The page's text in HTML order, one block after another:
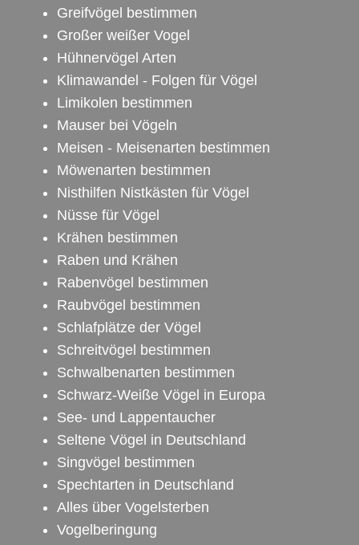
Greifvögel bestimmen
Großer weißer Vogel
Hühnervögel Arten
Klimawandel - Folgen für Vögel
Limikolen bestimmen
Mauser bei Vögeln
Meisen - Meisenarten bestimmen
Möwenarten bestimmen
Nisthilfen Nistkästen für Vögel
Nüsse für Vögel
Krähen bestimmen
Raben und Krähen
Rabenvögel bestimmen
Raubvögel bestimmen
Schlafplätze der Vögel
Schreitvögel bestimmen
Schwalbenarten bestimmen
Schwarz-Weiße Vögel in Europa
See- und Lappentaucher
Seltene Vögel in Deutschland
Singvögel bestimmen
Spechtarten in Deutschland
Alles über Vogelsterben
Vogelberingung